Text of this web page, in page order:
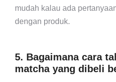
mudah kalau ada
dengan produk.
5. Bagaimana cara
matcha yang dibeli